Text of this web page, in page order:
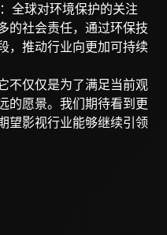
全球对环境保护的关注
的社会责任，通过环保技
，推动行业向更加可持续
不仅仅是为了满足当前观
的愿景。我们期待看到更
望影视行业能够继续引领